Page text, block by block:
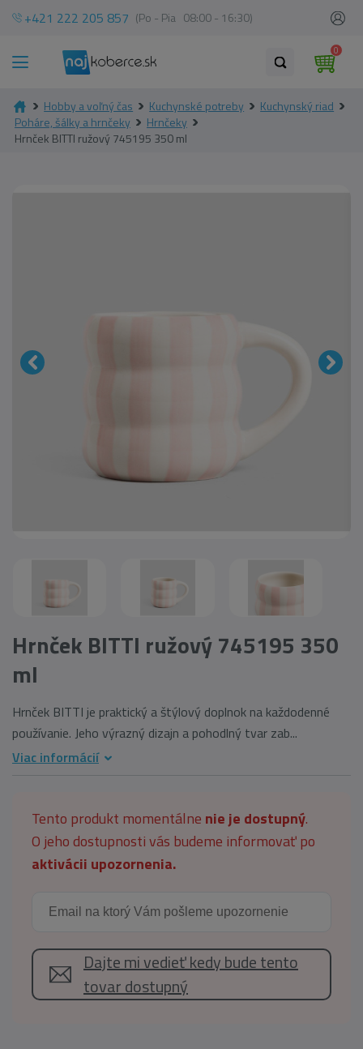
+421 222 205 857 (Po - Pia 08:00 - 16:30)
0
Hobby a voľný čas Kuchynské potreby
Kuchynský riad
Poháre, šálky a hrnčeky
Hrnčeky
Hrnček BITTI ružový 745195 350 ml
Hrnček BITTI ružový 745195 350
ml
Hrnček BITTI je praktický a štýlový doplnok na každodenné
používanie. Jeho výrazný dizajn a pohodlný tvar zab...
Viac informácií
Tento produkt momentálne nie je dostupný.
O jeho dostupnosti vás budeme informovať po
aktivácii upozornenia.
Dajte mi vedieť kedy bude tento
tovar dostupný